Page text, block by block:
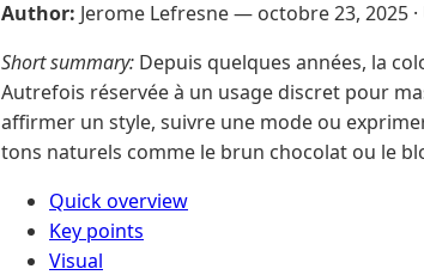
Author: Jerome Lefresne — octobre 23, 2025 ·
Short summary: Depuis quelques années, la
Autrefois réservée à un usage discret pour
affirmer un style, suivre une mode ou
tons naturels comme le brun chocolat ou le
Quick overview
Key points
Visual